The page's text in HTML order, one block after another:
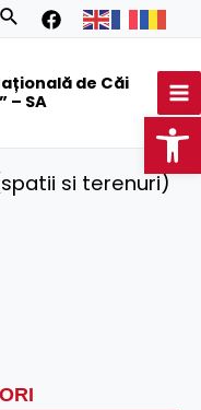
Search
de Căi
– SA
si terenuri)